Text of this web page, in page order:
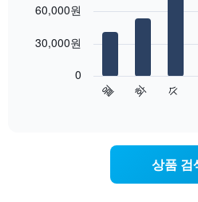
금
표
chart
bars.
graphic.
월 화 수
0
30,000원
60,000원
상품 검